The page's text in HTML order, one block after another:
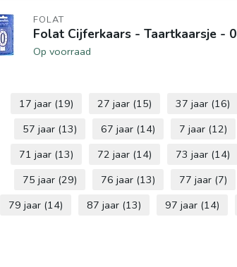
FOLAT
Folat Cijferkaars - Taartkaarsje -
Op voorraad
17 jaar (19) 27 jaar (15) 37 jaar (16)
57 jaar (13) 67 jaar (14) 7 jaar (12)
71 jaar (13) 72 jaar (14) 73 jaar (14)
75 jaar (29) 76 jaar (13) 77 jaar (7)
79 jaar (14) 87 jaar (13) 97 jaar (14)